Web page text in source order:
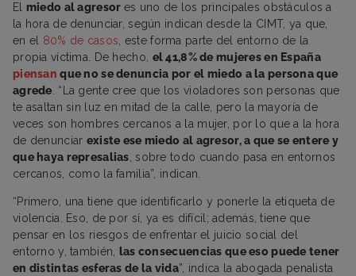
El miedo al agresor es uno de los principales obstáculos a
la hora de denunciar, según indican desde la CIMT, ya que,
en el 80% de casos , este forma parte del entorno de la
propia víctima. De hecho, el 41,8% de mujeres en España
piensan que no se denuncia por el miedo a la persona que
agrede . “La gente cree que los violadores son personas que
te asaltan sin luz en mitad de la calle, pero la mayoría de
veces son hombres cercanos a la mujer, por lo que a la hora
de denunciar existe ese miedo al agresor, a que se entere y
que haya represalias , sobre todo cuando pasa en entornos
cercanos, como la familia”, indican.
“Primero, una tiene que identificarlo y ponerle la etiqueta de
violencia. Eso, de por sí, ya es difícil; además, tiene que
pensar en los riesgos de enfrentar el juicio social del
entorno y, también,
las consecuencias que eso puede tener
en distintas esferas de la vida”, indica la abogada penalista